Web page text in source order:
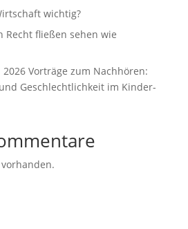
wichtig?
Recht fließen sehen wie
2026 Vorträge zum Nachhören:
Geschlechtlichkeit im Kinder-